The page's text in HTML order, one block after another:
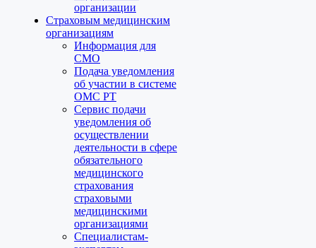
организации
Страховым медицинским
организациям
Информация для
СМО
Подача уведомления
об участии в системе
ОМС РТ
Сервис подачи
уведомления об
осуществлении
деятельности в сфере
обязательного
медицинского
страхования
страховыми
медицинскими
организациями
Специалистам-